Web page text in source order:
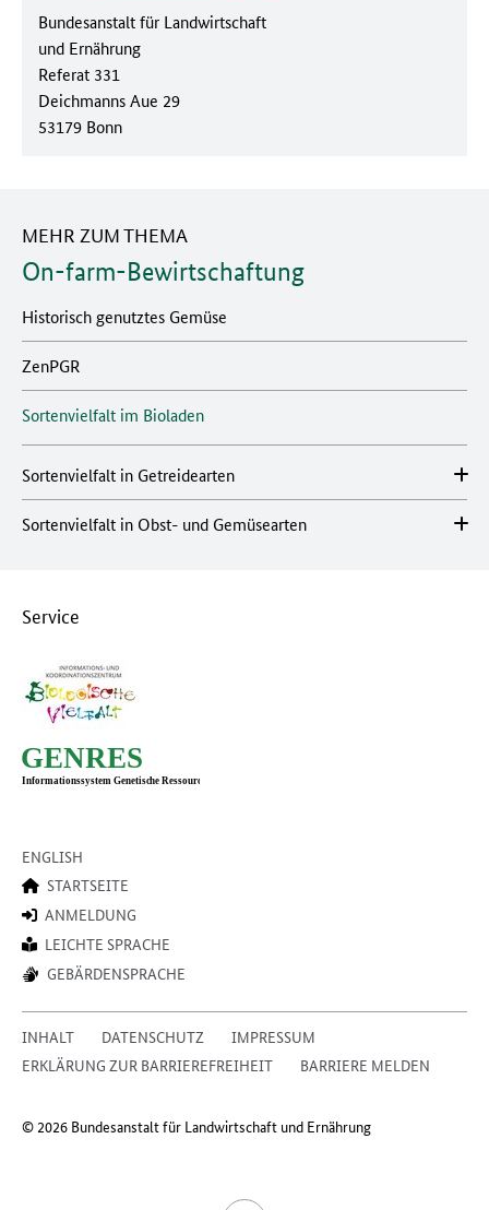
Bundesanstalt für Landwirtschaft
und Ernährung
Referat 331
Deichmanns Aue 29
53179 Bonn
MEHR ZUM THEMA
On-farm-Bewirtschaftung
Historisch genutztes Gemüse
ZenPGR
Sortenvielfalt im Bioladen
Sortenvielfalt in Getreidearten
Sortenvielfalt in Obst- und Gemüsearten
Service
ENGLISH
STARTSEITE
ANMELDUNG
LEICHTE SPRACHE
GEBÄRDENSPRACHE
INHALT DATENSCHUTZ
IMPRESSUM
ERKLÄRUNG ZUR BARRIEREFREIHEIT
BARRIERE MELDEN
© 2026 Bundesanstalt für Landwirtschaft und Ernährung